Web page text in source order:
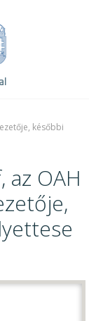
későbbi
az OAH